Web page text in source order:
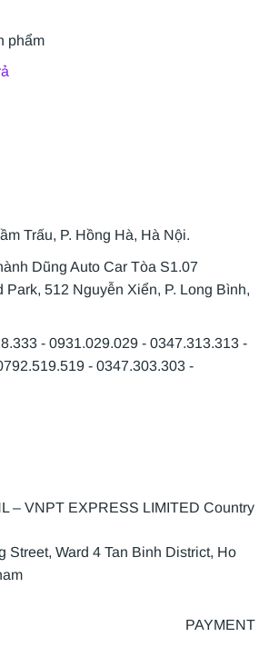
phẩm
Trấu, P. Hồng Hà, Hà Nội.
Dũng Auto Car Tòa S1.07
Park, 512 Nguyễn Xiển, P. Long Bình,
- 0931.029.029 - 0347.313.313 -
- 0347.303.303 -
– VNPT EXPRESS LIMITED Country
Street, Ward 4 Tan Binh District, Ho
PAYMENT